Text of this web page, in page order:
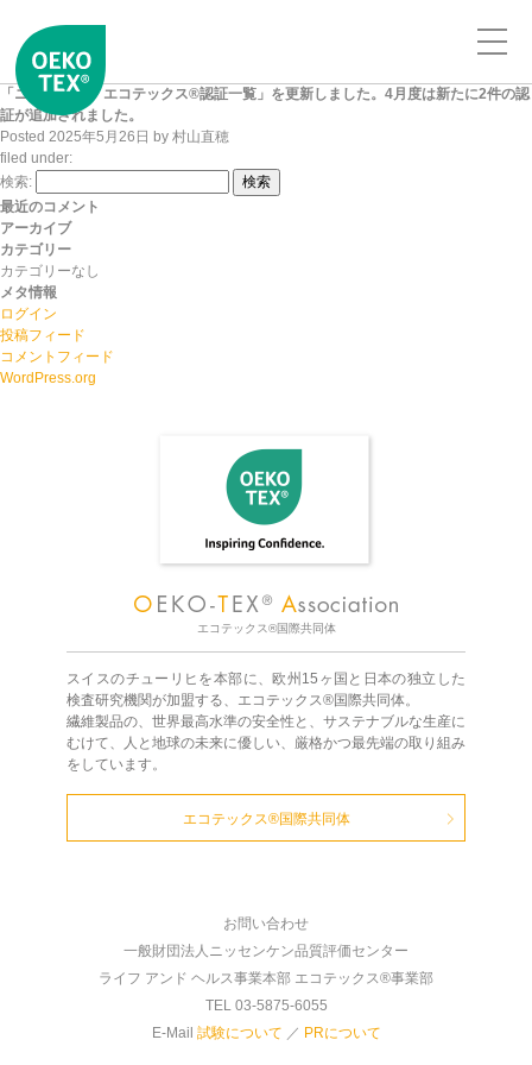
「ニッセンケン エコテックス®認証一覧」を更新しました。4月度は新たに2件の認
証が追加されました。
Posted 2025年5月26日 by 村山直穂
filed under:
検索:
検索
最近のコメント
アーカイブ
カテゴリー
カテゴリーなし
メタ情報
ログイン
投稿フィード
コメントフィード
WordPress.org
エコテックス®国際共同体
スイスのチューリヒを本部に、欧州15ヶ国と日本の独立した
検査研究機関が加盟する、エコテックス®国際共同体。
繊維製品の、世界最高水準の安全性と、サステナブルな生産に
むけて、人と地球の未来に優しい、厳格かつ最先端の取り組み
をしています。
エコテックス®国際共同体
お問い合わせ
一般財団法人ニッセンケン品質評価センター
ライフ アンド ヘルス事業本部 エコテックス®事業部
TEL 03-5875-6055
E-Mail 試験について ／ PRについて